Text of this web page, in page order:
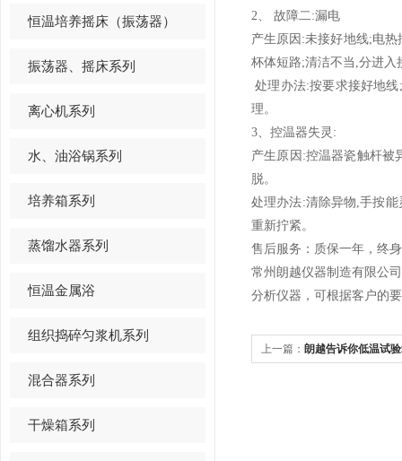
恒温培养摇床（振荡器）
振荡器、摇床系列
离心机系列
水、油浴锅系列
培养箱系列
蒸馏水器系列
恒温金属浴
组织捣碎匀浆机系列
混合器系列
干燥箱系列
2、
故障二:漏电
产生原因:未接好地线;电
杯体短路;清洁不当,分进入
处理办法:按要求接好地
理。
3、 控温器失灵:
产生原因:控温器瓷触杆被
脱。
处理办法:清除异物,手按
重新拧紧。
售后服务：质保一年，终
常州朗越仪器制造有限公
分析仪器，可根据客户的
上一篇： 朗越告诉你低温试